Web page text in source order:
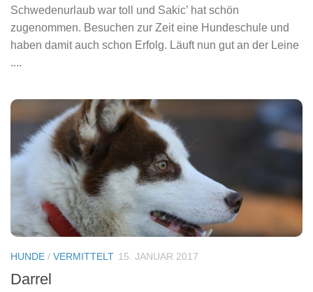
Schwedenurlaub war toll und Sakic’ hat schön
zugenommen. Besuchen zur Zeit eine Hundeschule und
haben damit auch schon Erfolg. Läuft nun gut an der Leine
....
HUNDE / VERMITTELT 15. JANUAR 2017
Darrel